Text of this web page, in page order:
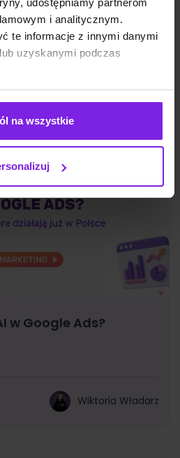
udostępniamy partnerom
i analitycznym.
te informacje z innymi danymi
uzyskanymi podczas
na wszystkie
Wojciech Wabno
w Google Ads?
Wiktoria Władarz